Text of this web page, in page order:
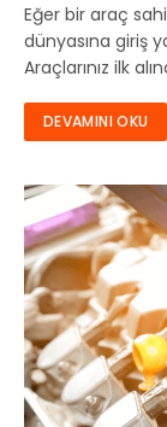
Eğer bir araç
dünyasına giriş
Araçlarınız ilk
DEVAMINI OKU